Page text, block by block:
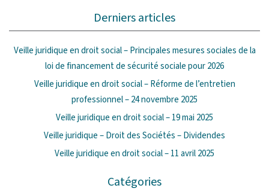
Derniers articles
Veille juridique en droit social – Principales mesures sociales de la
loi de financement de sécurité sociale pour 2026
Veille juridique en droit social – Réforme de l’entretien
professionnel – 24 novembre 2025
Veille juridique en droit social – 19 mai 2025
Veille juridique – Droit des Sociétés – Dividendes
Veille juridique en droit social – 11 avril 2025
Catégories